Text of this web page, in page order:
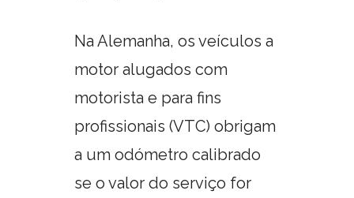
Na Alemanha, os veículos a
motor alugados com
motorista e para fins
profissionais (VTC) obrigam
a um odómetro calibrado
se o valor do serviço for